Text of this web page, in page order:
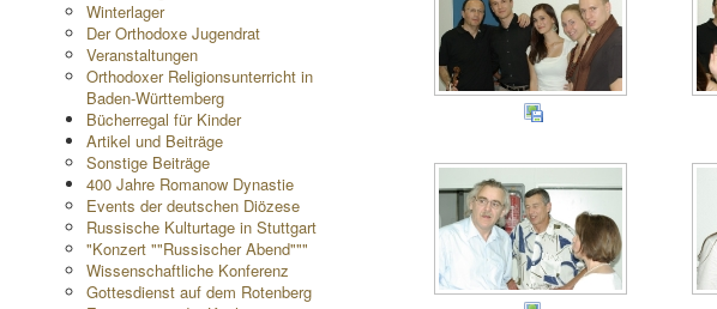
Winterlager
Der Orthodoxe Jugendrat
Veranstaltungen
Orthodoxer Religionsunterricht in
Baden-Württemberg
Bücherregal für Kinder
Artikel und Beiträge
Sonstige Beiträge
400 Jahre Romanow Dynastie
Events der deutschen Diözese
Russische Kulturtage in Stuttgart
"Konzert ""Russischer Abend"""
Wissenschaftliche Konferenz
Gottesdienst auf dem Rotenberg